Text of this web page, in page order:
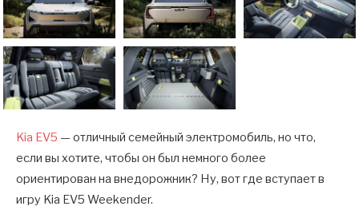
Kia EV5 — отличный семейный электромобиль, но что,
если вы хотите, чтобы он был немного более
ориентирован на внедорожник? Ну, вот где вступает в
игру Kia EV5 Weekender.